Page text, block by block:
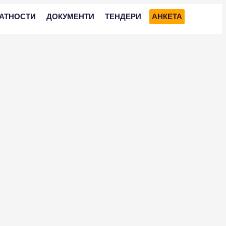
ДОКУМЕНТИ ТЕНДЕРИ АНКЕТА